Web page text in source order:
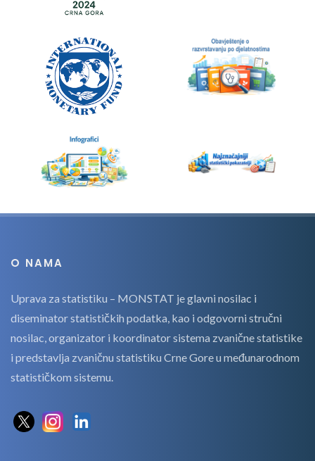
O NAMA
Uprava za statistiku – MONSTAT je glavni nosilac i
diseminator statističkih podatka, kao i odgovorni stručni
nosilac, organizator i koordinator sistema zvanične statistike
i predstavlja zvaničnu statistiku Crne Gore u međunarodnom
statističkom sistemu.